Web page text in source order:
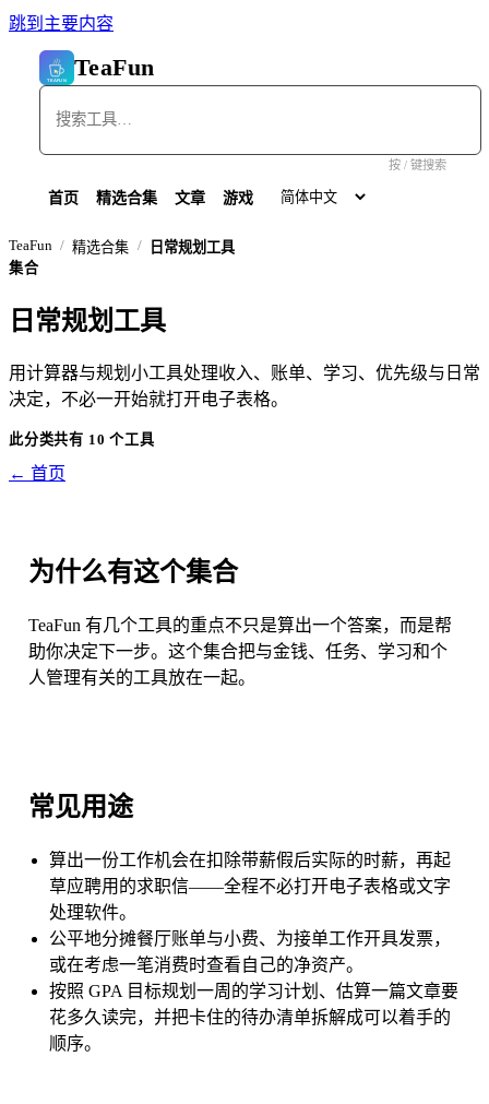
跳到主要内容
TeaFun
按 / 键搜索
首页 精选合集 文章 游戏
TeaFun 精选合集
日常规划工具
集合
日常规划工具
用计算器与规划小工具处理收入、账单、学习、优先级与日常
决定，不必一开始就打开电子表格。
此分类共有 10 个工具
← 首页
为什么有这个集合
TeaFun 有几个工具的重点不只是算出一个答案，而是帮
助你决定下一步。这个集合把与金钱、任务、学习和个
人管理有关的工具放在一起。
常见用途
算出一份工作机会在扣除带薪假后实际的时薪，再起
草应聘用的求职信——全程不必打开电子表格或文字
处理软件。
公平地分摊餐厅账单与小费、为接单工作开具发票，
或在考虑一笔消费时查看自己的净资产。
按照 GPA 目标规划一周的学习计划、估算一篇文章要
花多久读完，并把卡住的待办清单拆解成可以着手的
顺序。